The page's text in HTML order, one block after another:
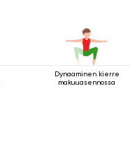
Dynaaminen kierre
makuuasennossa